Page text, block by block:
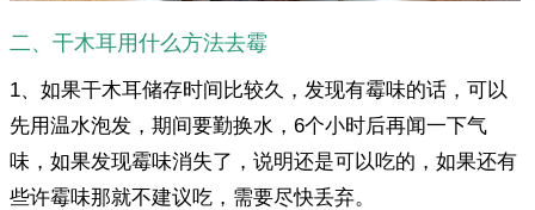
二、干木耳用什么方法去霉
1、如果干木耳储存时间比较久，发现有霉味的话，可以
先用温水泡发，期间要勤换水，6个小时后再闻一下气
味，如果发现霉味消失了，说明还是可以吃的，如果还有
些许霉味那就不建议吃，需要尽快丢弃。